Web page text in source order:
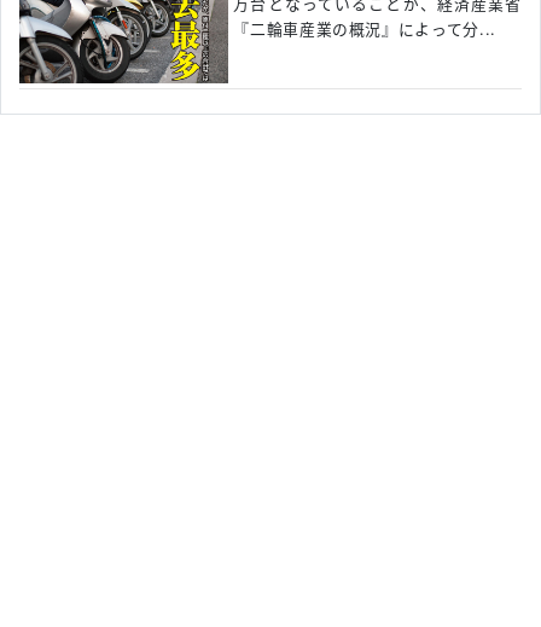
万台となっていることが、経済産業省
『二輪車産業の概況』によって分...